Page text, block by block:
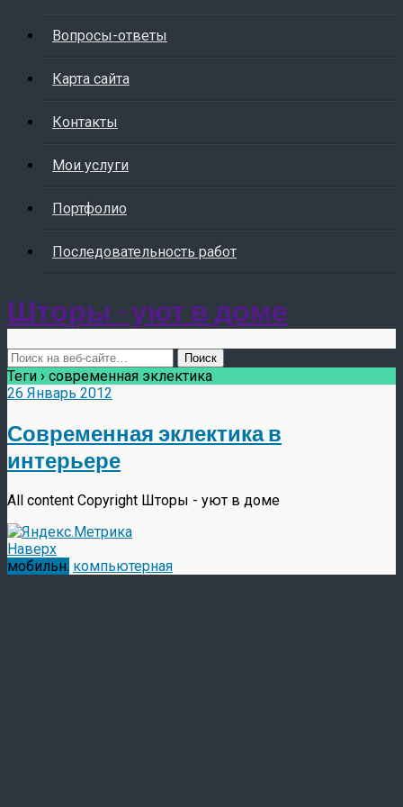
Вопросы-ответы
Карта сайта
Контакты
Мои услуги
Портфолио
Последовательность работ
Шторы - уют в доме
Теги › современная эклектика
26 Январь 2012
Современная эклектика в
интерьере
All content Copyright Шторы - уют в доме
Наверх
мобильн. компьютерная